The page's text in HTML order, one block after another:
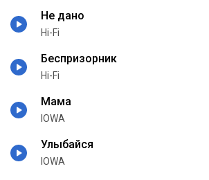
Не дано
Hi-Fi
Беспризорник
Hi-Fi
Мама
IOWA
Улыбайся
IOWA